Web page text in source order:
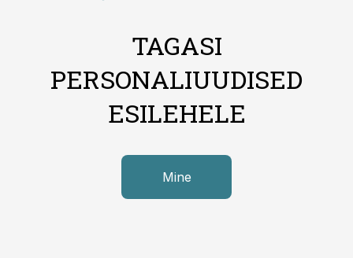
TAGASI
PERSONALIUUDISED
ESILEHELE
Mine